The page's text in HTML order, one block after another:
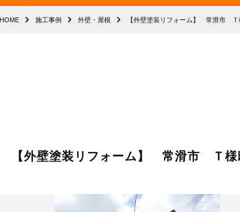
HOME 施工事例 外壁・屋根 【外壁塗装リフォーム】 常滑市 Ｔ
【外壁塗装リフォーム】 常滑市 Ｔ様